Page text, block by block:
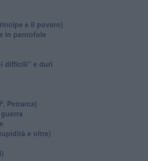
e il povero)
in pantofole
difficili” e duri
Petrarca)
e oltre)